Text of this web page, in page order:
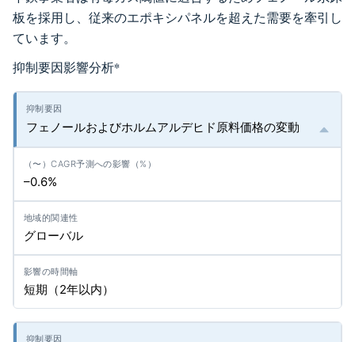
板を採用し、従来のエポキシパネルを超えた需要を牽引し
ています。
抑制要因影響分析*
フェノールおよびホルムアルデヒド原料価格の変動
–0.6%
グローバル
短期（2年以内）